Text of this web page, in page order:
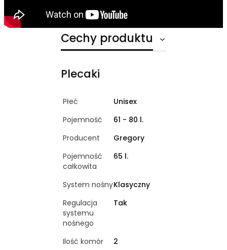
Cechy produktu
Plecaki
Płeć
Unisex
Pojemność
61 - 80 l.
Producent
Gregory
Pojemność
całkowita
65 l.
System nośnyKlasyczny
Regulacja
systemu
nośnego
Tak
Ilość komór
2